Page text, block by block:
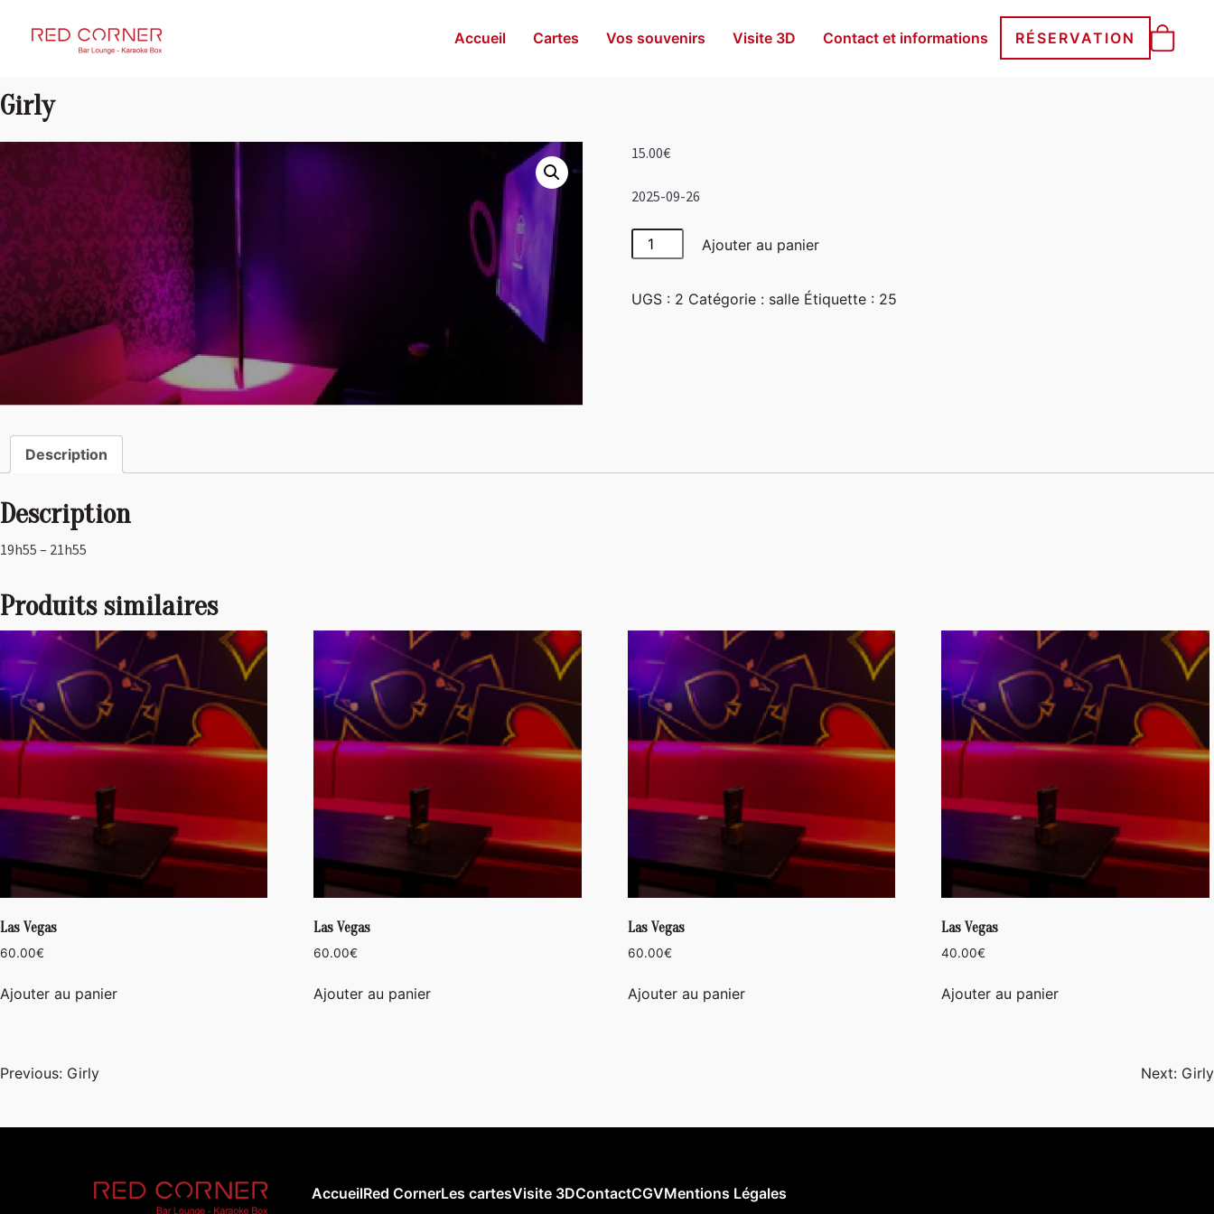
RED CORNER Accueil Cartes Vos souvenirs Visite 3D Contact et informations RÉSERVATION
Girly
15.00€
2025-09-26
quantité
de
Ajouter au panier
UGS : 2 Catégorie : salle Étiquette : 25
Description
Description
19h55 – 21h55
Produits similaires
Las Vegas
60.00€
Ajouter au panier
Las Vegas
60.00€
Ajouter au panier
Las Vegas
60.00€
Ajouter au panier
Las Vegas
40.00€
Ajouter au panier
Navigation
Previous: Girly Next: Girly
AccueilRed CornerLes cartesVisite 3DContactCGVMentions Légales